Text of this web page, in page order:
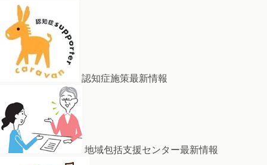
認知症施策最新情報
地域包括支援センター最新情報